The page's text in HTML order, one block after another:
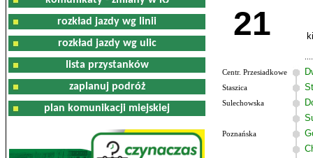
rozkład jazdy wg linii
rozkład jazdy wg ulic
lista przystanków
zaplanuj podróż
plan komunikacji miejskiej
21
Centr. Przesiadkowe
Staszica
Sulechowska
Poznańska